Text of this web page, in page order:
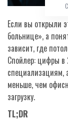
Если вы открыли
больнице», а
зависит, где
Спойлер: цифры в
специализациям,
меньше, чем
загрузку.
TL;DR